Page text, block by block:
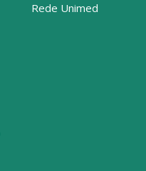
Rede Unimed